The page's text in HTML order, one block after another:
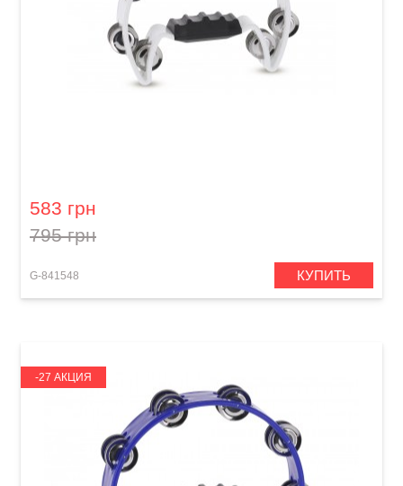
583 грн
795 грн
G-841548 КУПИТЬ
-27 АКЦИЯ